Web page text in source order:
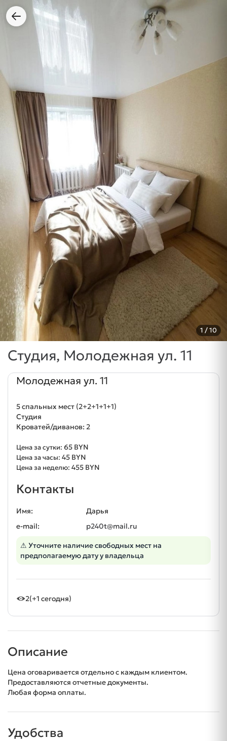
1 / 10
Студия, Молодежная ул. 11
Молодежная ул. 11
5 спальных мест (2+2+1+1+1)
Студия
Кроватей/диванов: 2
Цена за сутки: 65 BYN
Цена за часы: 45 BYN
Цена за неделю: 455 BYN
Контакты
Имя:
Дарья
e-mail:
p240t@mail.ru
⚠ Уточните наличие свободных мест на
предполагаемую дату у владельца
2(+1 сегодня)
Описание
Цена оговаривается отдельно с каждым клиентом.
Предоставляются отчетные документы.
Любая форма оплаты.
Удобства